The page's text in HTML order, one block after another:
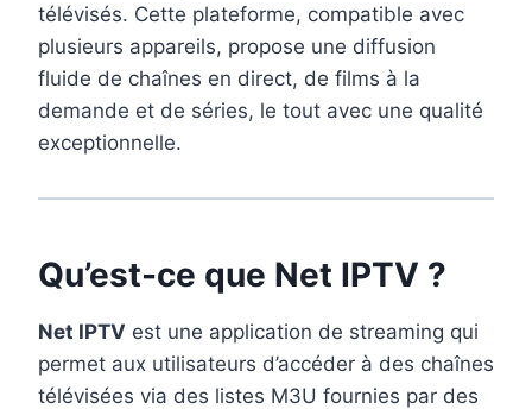
télévisés. Cette plateforme, compatible avec
plusieurs appareils, propose une diffusion
fluide de chaînes en direct, de films à la
demande et de séries, le tout avec une qualité
exceptionnelle.
Qu’est-ce que Net IPTV ?
Net IPTV est une application de streaming qui
permet aux utilisateurs d’accéder à des chaînes
télévisées via des listes M3U fournies par des